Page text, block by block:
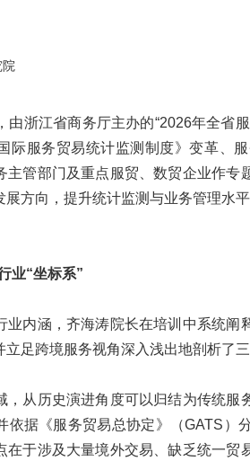
由浙江省商务厅主办的“2026年全省
际服务贸易统计监测制度》变革、
主管部门及重点服贸、数贸企业作
展方向，提升统计监测与业务管理水
业“坐标系”
业内涵，齐海涛院长在培训中系统
立足跨境服务视角深入浅出地剖析了
，从历史演进角度可以归结为传统
依据《服务贸易总协定》（GATS）
在于涉及大量境外交易、缺乏统一